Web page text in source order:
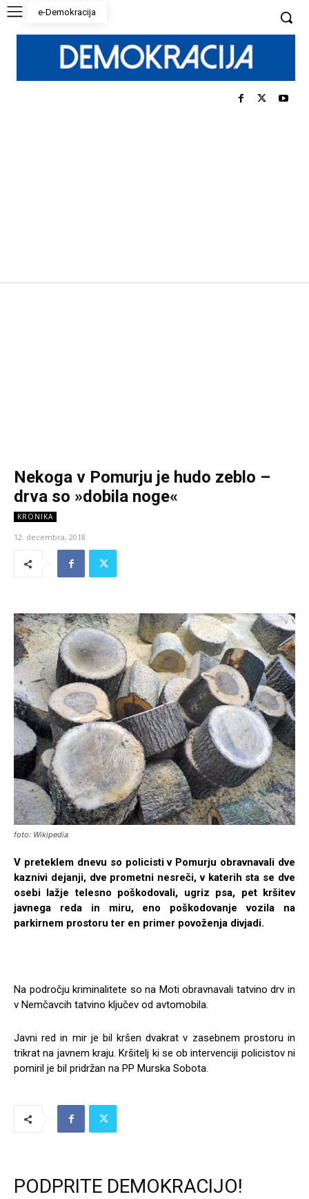
e-Demokracija
Nekoga v Pomurju je hudo zeblo –
drva so »dobila noge«
KRONIKA
12. decembra, 2018
foto: Wikipedia
V preteklem dnevu so policisti v Pomurju obravnavali dve
kaznivi dejanji, dve prometni nesreči, v katerih sta se dve
osebi lažje telesno poškodovali, ugriz psa, pet kršitev
javnega reda in miru, eno poškodovanje vozila na
parkirnem prostoru ter en primer povoženja divjadi.
Na področju kriminalitete so na Moti obravnavali tatvino drv in
v Nemčavcih tatvino ključev od avtomobila.
Javni red in mir je bil kršen dvakrat v zasebnem prostoru in
trikrat na javnem kraju. Kršitelj ki se ob intervenciji policistov ni
pomiril je bil pridržan na PP Murska Sobota.
PODPRITE DEMOKRACIJO!